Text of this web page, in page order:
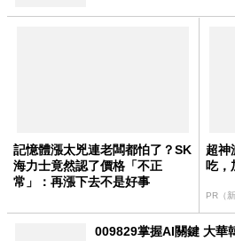
記憶體漲太兇連老闆都怕了？SK
海力士竟然認了價格「不正
常」：再漲下去不是好事
超神
吃，
PR（
009829掌握AI關鍵 大華